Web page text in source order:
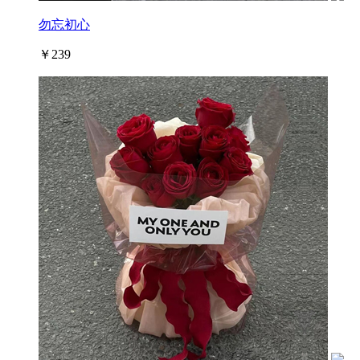
勿忘初心
￥239